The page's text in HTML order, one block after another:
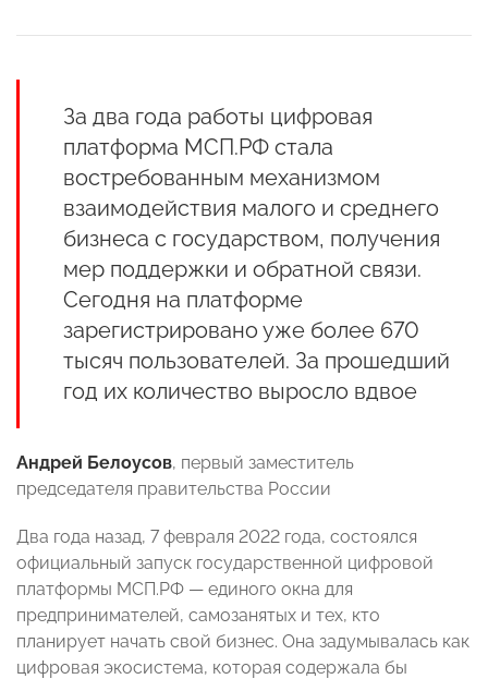
За два года работы цифровая
платформа МСП.РФ стала
востребованным механизмом
взаимодействия малого и среднего
бизнеса с государством, получения
мер поддержки и обратной связи.
Сегодня на платформе
зарегистрировано уже более 670
тысяч пользователей. За прошедший
год их количество выросло вдвое
Андрей Белоусов, первый заместитель
председателя правительства России
Два года назад, 7 февраля 2022 года, состоялся
официальный запуск государственной цифровой
платформы МСП.РФ — единого окна для
предпринимателей, самозанятых и тех, кто
планирует начать свой бизнес. Она задумывалась как
цифровая экосистема, которая содержала бы